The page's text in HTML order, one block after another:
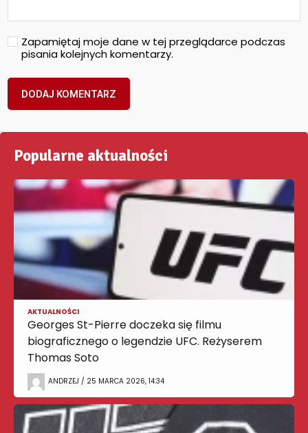
Zapamiętaj moje dane w tej przeglądarce podczas
pisania kolejnych komentarzy.
Popularne aktualności
AKTUALNOŚCI
Georges St-Pierre doczeka się filmu
biograficznego o legendzie UFC. Reżyserem
Thomas Soto
ANDRZEJ / 25 MARCA 2026, 14:34